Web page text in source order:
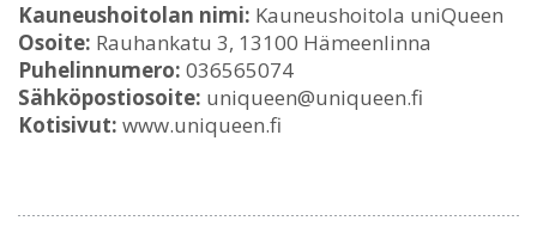
Kauneushoitolan nimi: Kauneushoitola uniQueen
Osoite: Rauhankatu 3, 13100 Hämeenlinna
Puhelinnumero: 036565074
Sähköpostiosoite: uniqueen@uniqueen.fi
Kotisivut: www.uniqueen.fi